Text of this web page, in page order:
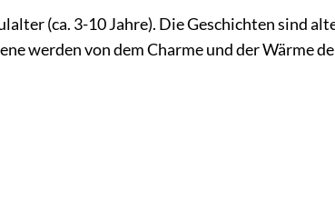
(ca. 3-10 Jahre). Die Geschichten sind
werden von dem Charme und der Wärme